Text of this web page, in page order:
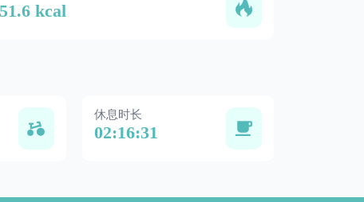
kcal
休息时长
02:16:31